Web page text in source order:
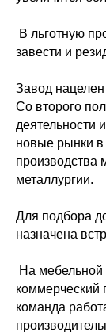
В льготную
завести и
Завод
Со второго
деятельности
новые рынки в
производства
металлургии.
Для подбора
назначена
На
коммерческий
команда